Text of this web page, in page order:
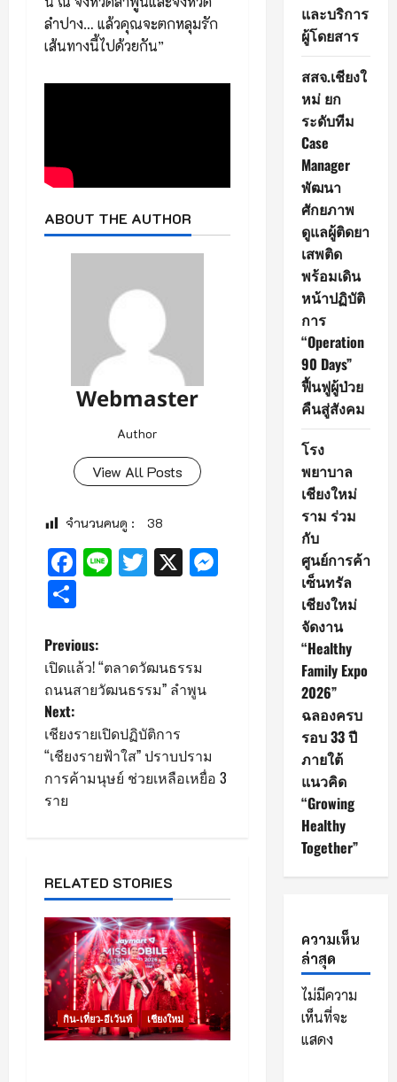
ลำปาง… แล้วคุณจะตกหลุมรัก
เส้นทางนี้ไปด้วยกัน”
ABOUT THE AUTHOR
Webmaster
Author
View All Posts
จำนวนคนดู : 38
Facebook
LineTwitter
X
Messenger
P
o
s
t
n
v
i
g
a
t
Previous:
เปิดแล้ว! “ตลาดวัฒนธรรม
ถนนสายวัฒนธรรม” ลำพูน
Next:
เชียงรายเปิดปฏิบัติการ
“เชียงรายฟ้าใส” ปราบปราม
การค้ามนุษย์ ช่วยเหลือเหยื่อ 3
ราย
RELATED STORIES
กิน-เที่ยว-อีเว้นท์ เชียงใหม่
และบริการ
ผู้โดยสาร
สสจ.เชียงใ
หม่ ยก
ระดับทีม
Case
Manager
พัฒนา
ศักยภาพ
ดูแลผู้ติดยา
เสพติด
พร้อมเดิน
หน้าปฏิบัติ
การ
“Operation
90 Days”
ฟื้นฟูผู้ป่วย
คืนสู่สังคม
โรง
พยาบาล
เชียงใหม่
ราม ร่วม
กับ
ศูนย์การค้า
เซ็นทรัล
เชียงใหม่
จัดงาน
“Healthy
Family Expo
2026”
ฉลองครบ
รอบ 33 ปี
ภายใต้
แนวคิด
“Growing
Healthy
Together”
ความเห็น
ล่าสุด
ไม่มีความ
เห็นที่จะ
แสดง